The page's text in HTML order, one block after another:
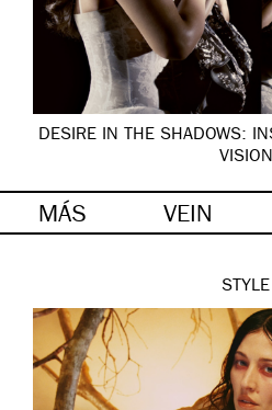
DESIRE IN THE SHADOWS:
VISION
MÁS VEIN
STYLE